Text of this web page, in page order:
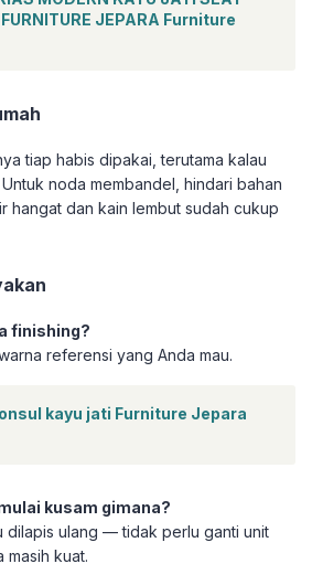
JEPARA Furniture
tiap habis dipakai, terutama kalau
noda membandel, hindari bahan
hangat dan kain lembut sudah cukup
finishing?
referensi yang Anda mau.
kayu jati Furniture Jepara
kusam gimana?
dilapis ulang — tidak perlu ganti unit
masih kuat.